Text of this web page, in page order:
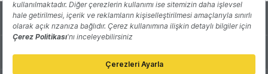
Hakkında Yazarlar
Katkıda Bulun Reklam